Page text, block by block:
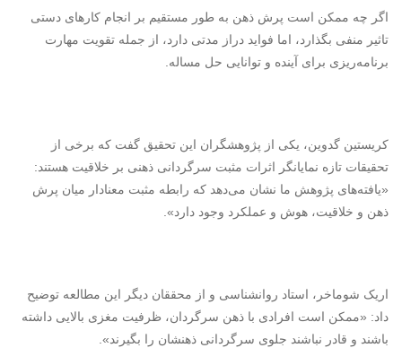
اگر چه ممکن است پرش ذهن به طور مستقیم بر انجام کارهای دستی
تاثیر منفی بگذارد، اما فواید دراز مدتی دارد، از جمله تقویت مهارت
برنامه‌ریزی برای آینده و توانایی حل مساله.
کریستین گدوین، یکی از پژوهشگران این تحقیق گفت که برخی از
تحقیقات تازه نمایانگر اثرات مثبت سرگردانی ذهنی بر خلاقیت هستند:
«یافته‌های پژوهش ما نشان می‌دهد که رابطه مثبت معنادار میان پرش
ذهن و خلاقیت، هوش و عملکرد وجود دارد».
اریک شوماخر، استاد روانشناسی و از محققان دیگر این مطالعه توضیح
داد: «ممکن است افرادی با ذهن سرگردان، ظرفیت مغزی بالایی داشته
باشند و قادر نباشند جلوی سرگردانی ذهنشان را بگیرند».